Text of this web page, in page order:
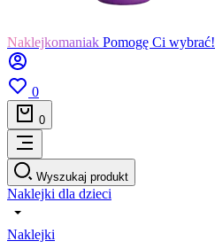
Naklejkomaniak Pomogę Ci wybrać!
0
0
Wyszukaj produkt
Naklejki dla dzieci
Naklejki